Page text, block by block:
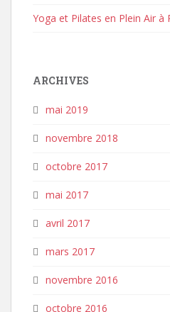
Yoga et Pilates en Plein Air à
ARCHIVES
mai 2019
novembre 2018
octobre 2017
mai 2017
avril 2017
mars 2017
novembre 2016
octobre 2016